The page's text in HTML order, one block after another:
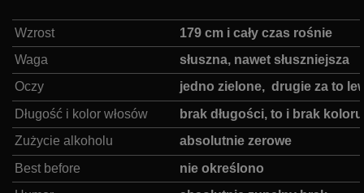
Wzrost
179 cm i cały czas rośnie
Waga
słuszna, nawet słuszniejsza
Oczy
jedno zielone, drugie za to
Długość i kolor włosów
brak długości, to i brak koloru
Zużycie alkoholu
absolutnie zerowe
Best before
nie określono